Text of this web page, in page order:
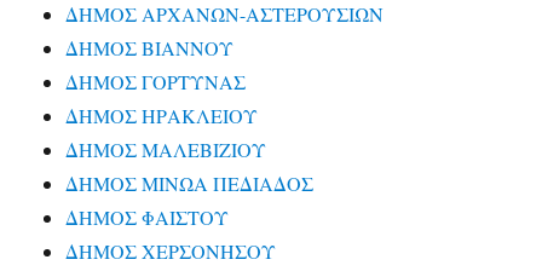
ΔΗΜΟΣ ΑΡΧΑΝΩΝ-ΑΣΤΕΡΟΥΣΙΩΝ
ΔΗΜΟΣ ΒΙΑΝΝΟΥ
ΔΗΜΟΣ ΓΟΡΤΥΝΑΣ
ΔΗΜΟΣ ΗΡΑΚΛΕΙΟΥ
ΔΗΜΟΣ ΜΑΛΕΒΙΖΙΟΥ
ΔΗΜΟΣ ΜΙΝΩΑ ΠΕΔΙΑΔΟΣ
ΔΗΜΟΣ ΦΑΙΣΤΟΥ
ΔΗΜΟΣ ΧΕΡΣΟΝΗΣΟΥ